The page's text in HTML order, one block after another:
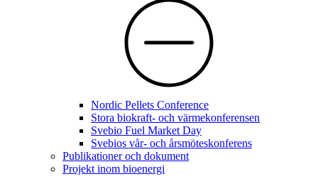
Nordic Pellets Conference
Stora biokraft- och värmekonferensen
Svebio Fuel Market Day
Svebios vår- och årsmöteskonferens
Publikationer och dokument
Projekt inom bioenergi